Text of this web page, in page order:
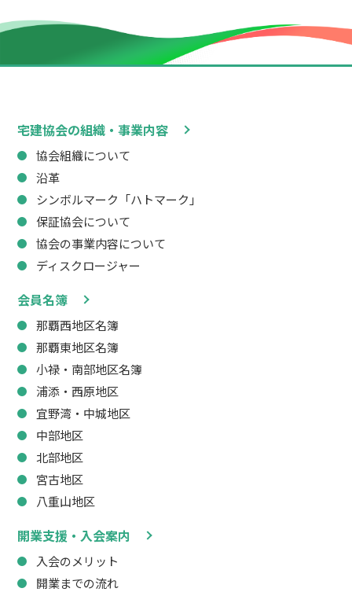
宅建協会の組織・事業内容
協会組織について
沿革
シンボルマーク「ハトマーク」
保証協会について
協会の事業内容について
ディスクロージャー
会員名簿
那覇西地区名簿
那覇東地区名簿
小禄・南部地区名簿
浦添・西原地区
宜野湾・中城地区
中部地区
北部地区
宮古地区
八重山地区
開業支援・入会案内
入会のメリット
開業までの流れ